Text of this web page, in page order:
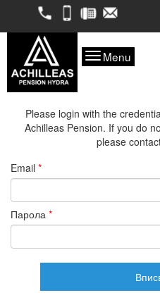
2298052050
69746242612298053227
Menu
Please login with the
Achilleas Pension. If you do
please
Email *
Парола *